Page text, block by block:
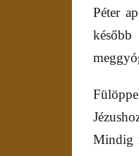
Péter
Mindig